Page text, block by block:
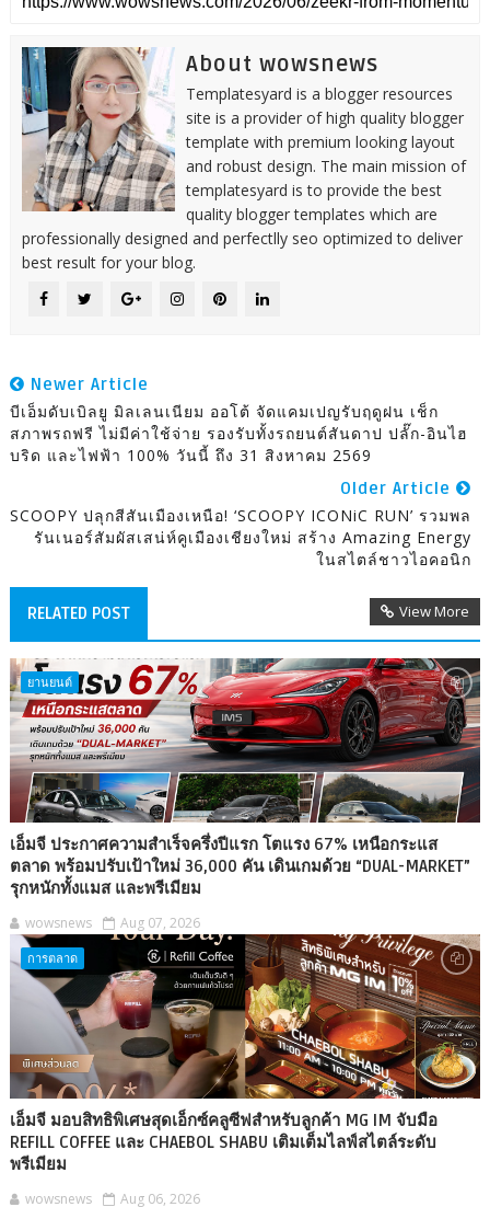
About wowsnews
Templatesyard is a blogger resources
site is a provider of high quality blogger
template with premium looking layout
and robust design. The main mission of
templatesyard is to provide the best
quality blogger templates which are
professionally designed and perfectlly seo optimized to deliver
best result for your blog.
Newer Article
บีเอ็มดับเบิลยู มิลเลนเนียม ออโต้ จัดแคมเปญรับฤดูฝน เช็ก
สภาพรถฟรี ไม่มีค่าใช้จ่าย รองรับทั้งรถยนต์สันดาป ปลั๊ก-อินไฮ
บริด และไฟฟ้า 100% วันนี้ ถึง 31 สิงหาคม 2569
Older Article
SCOOPY ปลุกสีสันเมืองเหนือ! ‘SCOOPY ICONiC RUN’ รวมพล
รันเนอร์สัมผัสเสน่ห์คูเมืองเชียงใหม่ สร้าง Amazing Energy
ในสไตล์ชาวไอคอนิก
RELATED POST View More
ยานยนต์
เอ็มจี ประกาศความสำเร็จครึ่งปีแรก โตแรง 67% เหนือกระแส
ตลาด พร้อมปรับเป้าใหม่ 36,000 คัน เดินเกมด้วย “DUAL-MARKET”
รุกหนักทั้งแมส และพรีเมียม
wowsnews Aug 07, 2026
การตลาด
เอ็มจี มอบสิทธิพิเศษสุดเอ็กซ์คลูซีฟสำหรับลูกค้า MG IM จับมือ
REFILL COFFEE และ CHAEBOL SHABU เติมเต็มไลฟ์สไตล์ระดับ
พรีเมียม
wowsnews Aug 06, 2026